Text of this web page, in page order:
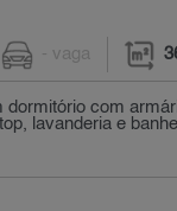
- vaga
dormitório com
lavanderia e